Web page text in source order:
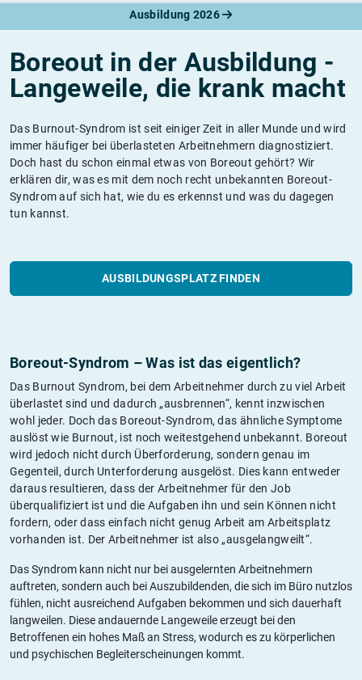
Ausbildung 2026
Boreout in der Ausbildung -
Langeweile, die krank macht
Das Burnout-Syndrom ist seit einiger Zeit in aller Munde und wird
immer häufiger bei überlasteten Arbeitnehmern diagnostiziert.
Doch hast du schon einmal etwas von Boreout gehört? Wir
erklären dir, was es mit dem noch recht unbekannten Boreout-
Syndrom auf sich hat, wie du es erkennst und was du dagegen
tun kannst.
AUSBILDUNGSPLATZ FINDEN
Boreout-Syndrom – Was ist das eigentlich?
Das Burnout Syndrom, bei dem Arbeitnehmer durch zu viel Arbeit
überlastet sind und dadurch „ausbrennen“, kennt inzwischen
wohl jeder. Doch das Boreout-Syndrom, das ähnliche Symptome
auslöst wie Burnout, ist noch weitestgehend unbekannt. Boreout
wird jedoch nicht durch Überforderung, sondern genau im
Gegenteil, durch Unterforderung ausgelöst. Dies kann entweder
daraus resultieren, dass der Arbeitnehmer für den Job
überqualifiziert ist und die Aufgaben ihn und sein Können nicht
fordern, oder dass einfach nicht genug Arbeit am Arbeitsplatz
vorhanden ist. Der Arbeitnehmer ist also „ausgelangweilt“.
Das Syndrom kann nicht nur bei ausgelernten Arbeitnehmern
auftreten, sondern auch bei Auszubildenden, die sich im Büro nutzlos
fühlen, nicht ausreichend Aufgaben bekommen und sich dauerhaft
langweilen. Diese andauernde Langeweile erzeugt bei den
Betroffenen ein hohes Maß an Stress, wodurch es zu körperlichen
und psychischen Begleiterscheinungen kommt.